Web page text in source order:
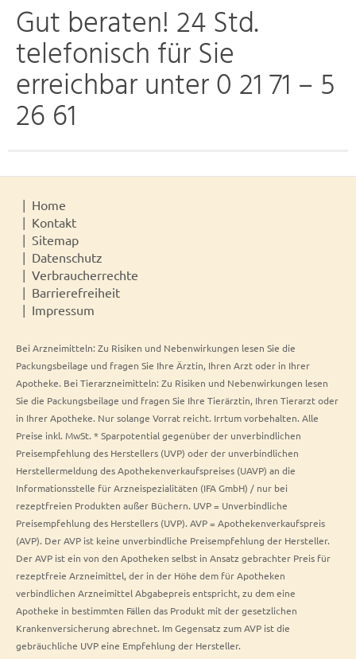
Gut beraten! 24 Std.
telefonisch für Sie
erreichbar unter 0 21 71 – 5
26 61
Home
Kontakt
Sitemap
Datenschutz
Verbraucherrechte
Barrierefreiheit
Impressum
Bei Arzneimitteln: Zu Risiken und Nebenwirkungen lesen Sie die
Packungsbeilage und fragen Sie Ihre Ärztin, Ihren Arzt oder in Ihrer
Apotheke. Bei Tierarzneimitteln: Zu Risiken und Nebenwirkungen lesen
Sie die Packungsbeilage und fragen Sie Ihre Tierärztin, Ihren Tierarzt oder
in Ihrer Apotheke. Nur solange Vorrat reicht. Irrtum vorbehalten. Alle
Preise inkl. MwSt. * Sparpotential gegenüber der unverbindlichen
Preisempfehlung des Herstellers (UVP) oder der unverbindlichen
Herstellermeldung des Apothekenverkaufspreises (UAVP) an die
Informationsstelle für Arzneispezialitäten (IFA GmbH) / nur bei
rezeptfreien Produkten außer Büchern. UVP = Unverbindliche
Preisempfehlung des Herstellers (UVP). AVP = Apothekenverkaufspreis
(AVP). Der AVP ist keine unverbindliche Preisempfehlung der Hersteller.
Der AVP ist ein von den Apotheken selbst in Ansatz gebrachter Preis für
rezeptfreie Arzneimittel, der in der Höhe dem für Apotheken
verbindlichen Arzneimittel Abgabepreis entspricht, zu dem eine
Apotheke in bestimmten Fällen das Produkt mit der gesetzlichen
Krankenversicherung abrechnet. Im Gegensatz zum AVP ist die
gebräuchliche UVP eine Empfehlung der Hersteller.